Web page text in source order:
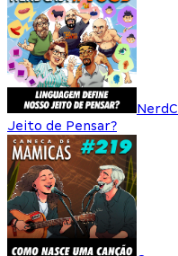
Jeito de Pensar?